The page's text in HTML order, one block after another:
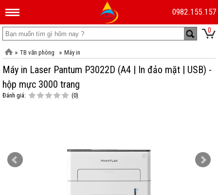
0982.155.157
0
TB văn phòng Máy in
Máy in Laser Pantum P3022D (A4 | In đảo mặt | USB) -
hộp mực 3000 trang
Đánh giá: (0)